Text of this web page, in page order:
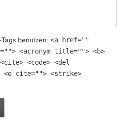
Tags benutzen:<a href=""
<acronym title=""> <b>
<code> <del
<q cite=""> <strike>